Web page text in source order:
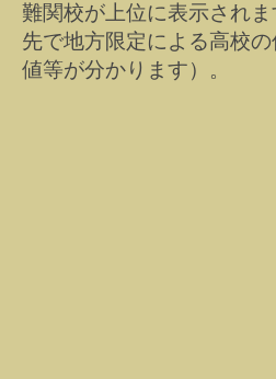
難関校が上位に表示され
先で地方限定による高校
値等が分かります）。